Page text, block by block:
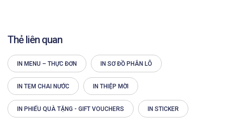
Thẻ liên quan
IN MENU – THỰC ĐƠN IN SƠ ĐỒ PHÂN LÔ
IN TEM CHAI NƯỚC IN THIỆP MỜI
IN PHIẾU QUÀ TẶNG - GIFT VOUCHERS IN STICKER